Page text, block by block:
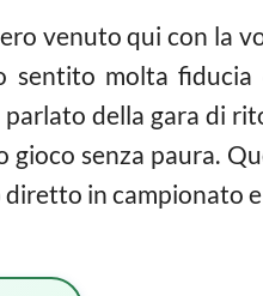
venuto qui con la
sentito molta
della gara di
senza paura.
in campionato